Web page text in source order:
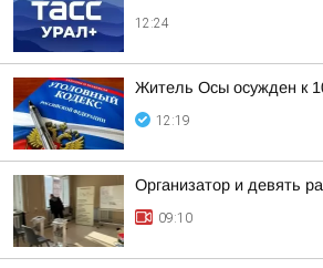
12:24
Житель Осы осужден к
12:19
Организатор и девять
09:10